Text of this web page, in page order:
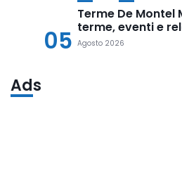
05
Terme De
terme, eventi e
Agosto 2026
Ads